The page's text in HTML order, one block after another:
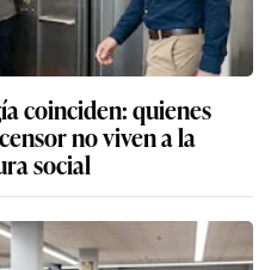
coinciden: quienes
no viven a la
social